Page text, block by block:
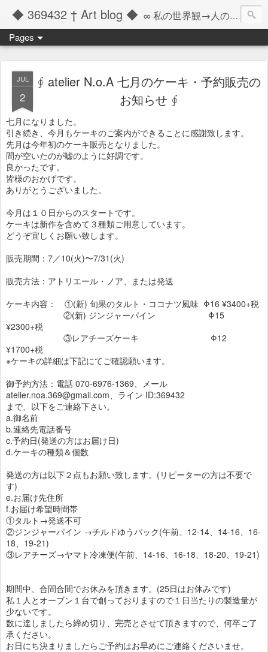
◆ 369432 † Art blog ◆ ∞ 私の世界観→人の記憶の彼方へと繋ぐツール ∞
Pages
JUL
2
∮ atelier N.o.A 七月のケーキ・予約販売の
お知らせ ∮
七月になりました。
引き続き、今月もケーキのご案内ができることに感謝致します。
先月は今年初のケーキ販売となりました。
間が空いたのが嘘のように好調です。
良かったです。
皆様のおかげです。
ありがとうございました。
今月は１０日からのスタートです。
ケーキは新作を含めて３種類ご用意しています。
どうぞ宜しくお願い致します。
販売期間：7／10(火)〜7/31(火)
販売方法：アトリエール・ノア、または発送
ケーキ内容： ①(新) 旬果のタルト・ココナツ風味 Φ16 ¥3400+税
②(新) ジンジャーパイン Φ15
¥2300+税
③レアチーズケーキ Φ12
¥1700+税
※ケーキの詳細は下記にてご確認願います。
御予約方法：電話 070-6976-1369、メール
atelier.noa.369@gmail.com、ライン ID:369432
まで、以下をご連絡下さい。
a.御名前
b.連絡先電話番号
c.予約日(発送の方はお届け日)
d.ケーキの種類＆個数
発送の方は以下２点もお願い致します。(リピーターの方は不要で
す)
e.お届け先住所
f.お届け希望時間帯
①タルト→発送不可
②ジンジャーパイン →チルドゆうパック(午前、12-14、14-16、16-
18、19-21)
③レアチーズ→ヤマト冷凍便(午前、14-16、16-18、18-20、19-21)
期間中、合間合間でお休みを頂きます。(25日はお休みです)
私１人とオーブン１台で創っておりますので１日当たりの製造量が
少ないです。
数に達しましたら締め切り、完売とさせて頂きますので、何卒ご了
承ください。
お日にち決まりましたらご予約はお早めにご連絡くださいませ。